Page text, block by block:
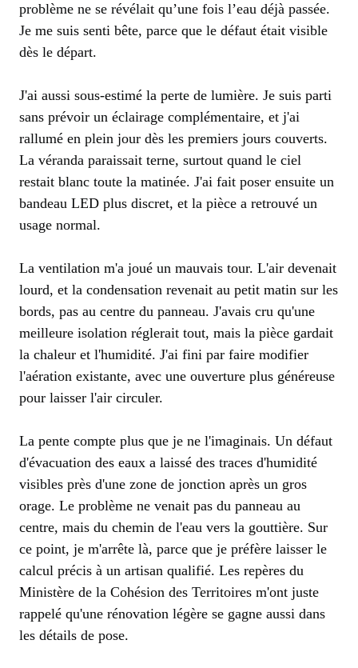
problème ne se révélait qu’une fois l’eau déjà passée.
Je me suis senti bête, parce que le défaut était visible
dès le départ.
J'ai aussi sous-estimé la perte de lumière. Je suis parti
sans prévoir un éclairage complémentaire, et j'ai
rallumé en plein jour dès les premiers jours couverts.
La véranda paraissait terne, surtout quand le ciel
restait blanc toute la matinée. J'ai fait poser ensuite un
bandeau LED plus discret, et la pièce a retrouvé un
usage normal.
La ventilation m'a joué un mauvais tour. L'air devenait
lourd, et la condensation revenait au petit matin sur les
bords, pas au centre du panneau. J'avais cru qu'une
meilleure isolation réglerait tout, mais la pièce gardait
la chaleur et l'humidité. J'ai fini par faire modifier
l'aération existante, avec une ouverture plus généreuse
pour laisser l'air circuler.
La pente compte plus que je ne l'imaginais. Un défaut
d'évacuation des eaux a laissé des traces d'humidité
visibles près d'une zone de jonction après un gros
orage. Le problème ne venait pas du panneau au
centre, mais du chemin de l'eau vers la gouttière. Sur
ce point, je m'arrête là, parce que je préfère laisser le
calcul précis à un artisan qualifié. Les repères du
Ministère de la Cohésion des Territoires m'ont juste
rappelé qu'une rénovation légère se gagne aussi dans
les détails de pose.